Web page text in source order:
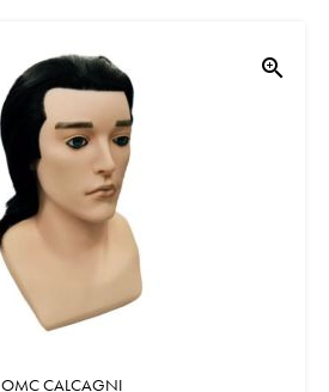
zoom_in
OMC CALCAGNI